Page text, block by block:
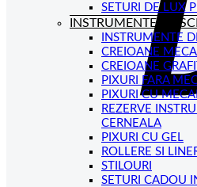
SETURI DE LUX
INSTRUMENTE DE
INSTRUMENTE
CREIOANE
CREIOANE
PIXURI FARA
PIXURI CU
REZERVE
CERNEALA
PIXURI CU GEL
ROLLERE SI
STILOURI
SETURI CADOU